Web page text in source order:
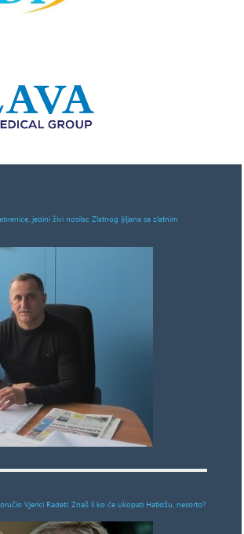
jedini živi nosilac Zlatnog ljiljana sa zlatnim
Vjerici Radeti: Znaš li ko će ukopati Hatidžu, nesorto?